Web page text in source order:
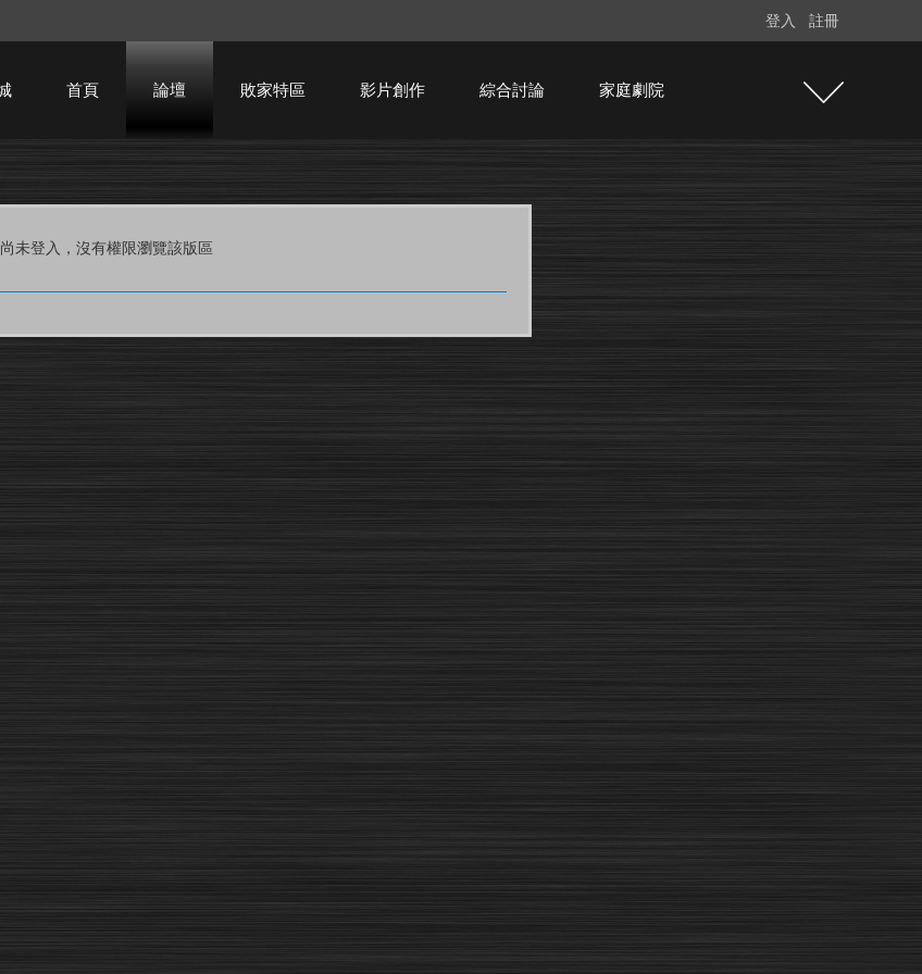
登入 註冊
首頁 論壇 敗家特區 影片創作 綜合討論 家庭劇院
未登入，沒有權限瀏覽該版區